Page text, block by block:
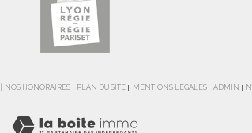
NOS HONORAIRES PLAN DU SITE MENTIONS LÉGALES ADMIN